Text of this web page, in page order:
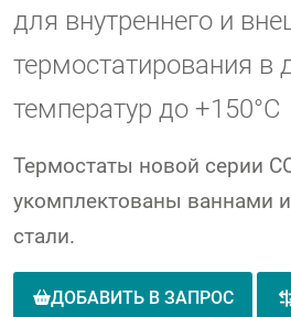
для внутреннего и
термостатирования в
температур до +150°C
Термостаты новой серии
укомплектованы ваннами
стали.
ДОБАВИТЬ В ЗАПРОС